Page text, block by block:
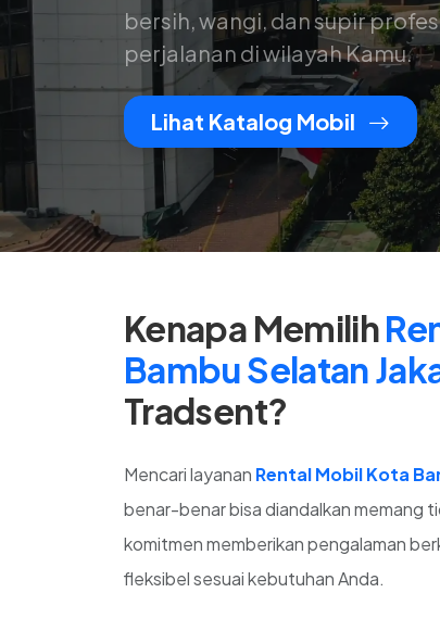
bersih, wangi, dan supir
perjalanan di wilayah Kamu.
Lihat Katalog Mobil
Kenapa Memilih
Bambu Selatan
Tradsent?
Mencari layanan Rental Mobil Kota
benar-benar bisa diandalkan memang
komitmen memberikan pengalaman
fleksibel sesuai kebutuhan Anda.